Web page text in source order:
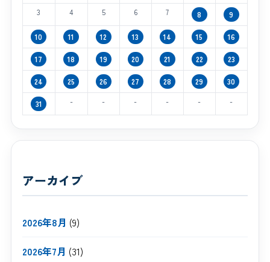
3
4 5 6 7 8 9
10 11 12 13 14 15 16
17 18 19 20 21 22 23
24 25 26 27 28 29 30
31 - - - - - -
アーカイブ
2026年8月 (9)
2026年7月 (31)